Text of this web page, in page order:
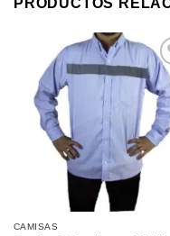
PRODUCTOS
a
lista
CAMISAS